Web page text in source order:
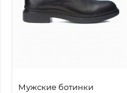
Мужские ботинки